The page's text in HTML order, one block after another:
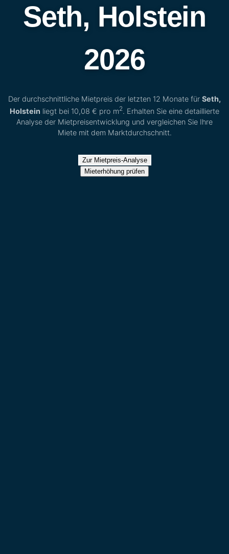
Seth, Holstein
2026
Der durchschnittliche Mietpreis der letzten 12 Monate für Seth,
Holstein liegt bei 10,08 € pro m2. Erhalten Sie eine detaillierte
Analyse der Mietpreisentwicklung und vergleichen Sie Ihre
Miete mit dem Marktdurchschnitt.
Zur Mietpreis-Analyse
Mieterhöhung prüfen